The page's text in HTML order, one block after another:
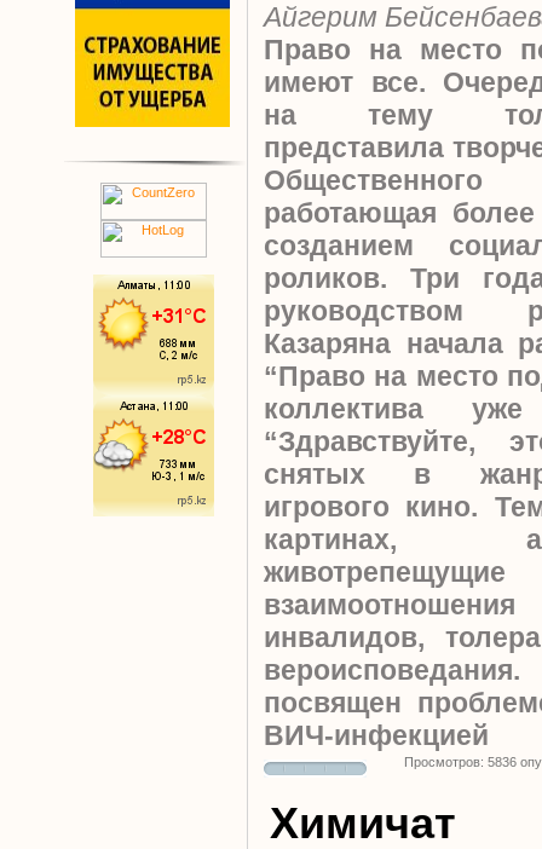
Айгерим
Право на место
имеют все.
на тему
представила
работающая
созданием
роликов. Три
руководством
Казаряна начала
“Право на место
коллектива
“Здравствуйте,
снятых в
игрового кино.
картинах,
инвалидов,
посвящен
ВИЧ-инфекцией
Просмотров: 5836
Химичат